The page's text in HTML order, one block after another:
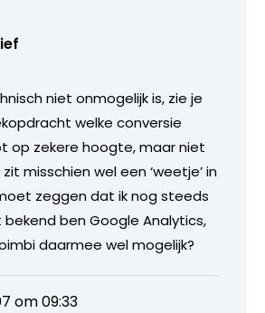
niet onmogelijk is, zie je
welke conversie
op zekere hoogte, maar niet
misschien wel een ‘weetje’ in
zeggen dat ik nog steeds
ben Google Analytics,
daarmee wel mogelijk?
om 09:33